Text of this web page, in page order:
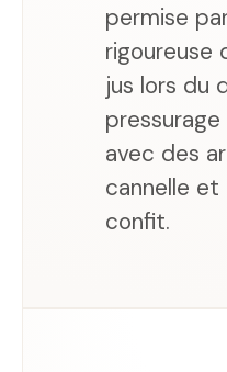
permise
rigoureuse
jus lors du
pressurage
avec des
cannelle et
confit.